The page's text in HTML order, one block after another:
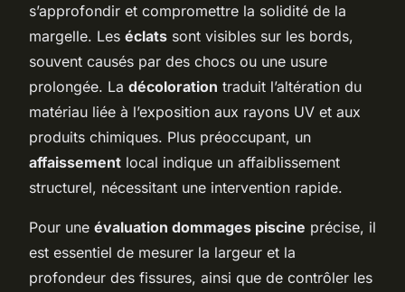
s’approfondir et compromettre la solidité de la
margelle. Les éclats sont visibles sur les bords,
souvent causés par des chocs ou une usure
prolongée. La décoloration traduit l’altération du
matériau liée à l’exposition aux rayons UV et aux
produits chimiques. Plus préoccupant, un
affaissement local indique un affaiblissement
structurel, nécessitant une intervention rapide.
Pour une évaluation dommages piscine précise, il
est essentiel de mesurer la largeur et la
profondeur des fissures, ainsi que de contrôler les